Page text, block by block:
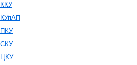
ККУ
КУпАП
ПКУ
СКУ
ЦКУ